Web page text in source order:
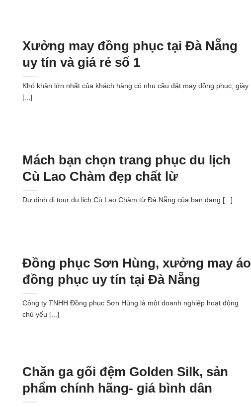
Xưởng may đồng phục tại Đà Nẵng
uy tín và giá rẻ số 1
Khó khăn lớn nhất của khách hàng có nhu cầu đặt may đồng phục, giày
[...]
Mách bạn chọn trang phục du lịch
Cù Lao Chàm đẹp chất lừ
Dự định đi tour du lịch Cù Lao Chàm từ Đà Nẵng của bạn đang [...]
Đồng phục Sơn Hùng, xưởng may áo
đồng phục uy tín tại Đà Nẵng
Công ty TNHH Đồng phục Sơn Hùng là một doanh nghiệp hoạt động
chủ yếu [...]
Chăn ga gối đệm Golden Silk, sản
phẩm chính hãng- giá bình dân